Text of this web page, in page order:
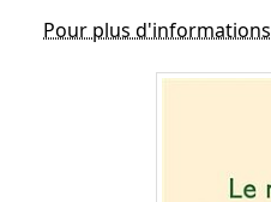
Pour plus d'informations